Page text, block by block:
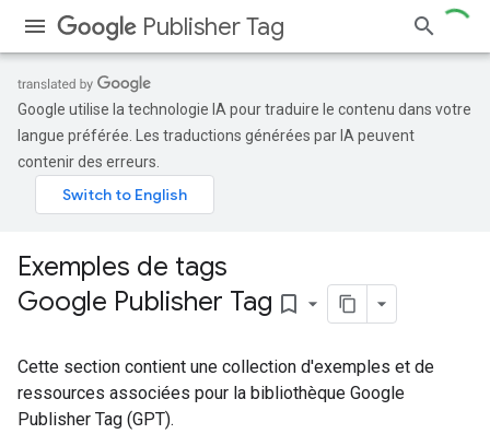
Publisher Tag
Google utilise la technologie IA pour traduire le contenu dans votre
langue préférée. Les traductions générées par IA peuvent
contenir des erreurs.
Exemples de tags
Google Publisher Tag bookmark_border
Cette section contient une collection d'exemples et de
ressources associées pour la bibliothèque Google
Publisher Tag (GPT).